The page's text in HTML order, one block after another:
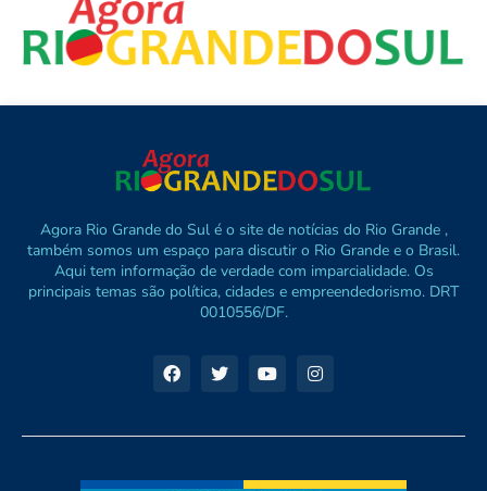
Agora Rio Grande do Sul é o site de notícias do Rio Grande ,
também somos um espaço para discutir o Rio Grande e o Brasil.
Aqui tem informação de verdade com imparcialidade. Os
principais temas são política, cidades e empreendedorismo. DRT
0010556/DF.